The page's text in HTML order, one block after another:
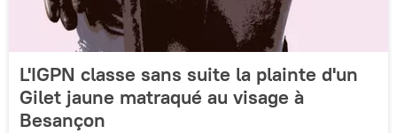
L'IGPN classe sans suite la plainte d'un
Gilet jaune matraqué au visage à
Besançon